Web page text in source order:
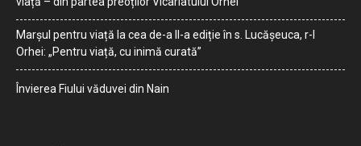
Marșul pentru viață la cea de-a II-a ediție în s. Lucășeuca, r-l
Orhei: „Pentru viață, cu inimă curată”
Învierea Fiului văduvei din Nain